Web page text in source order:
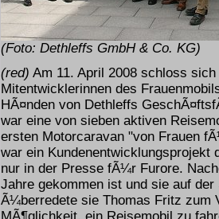
(Foto: Dethleffs GmbH & Co. KG)
(red) Am 11. April 2008 schloss
Mitentwicklerinnen des
HÃ¤nden von Dethleffs
war eine von sieben aktiven
ersten Motorcaravan "von Frauen
war ein Kundenentwicklungsprojekt
nur in der Presse fÃ¼r Furore.
Jahre gekommen ist und sie auf
Ã¼berredete sie Thomas Fritz zum